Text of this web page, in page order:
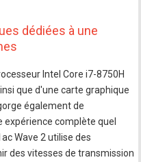
dédiées à une
Intel Core i7-8750H
que d'une carte graphique
également de
complète quel
Wave 2 utilise des
des vitesses de transmission